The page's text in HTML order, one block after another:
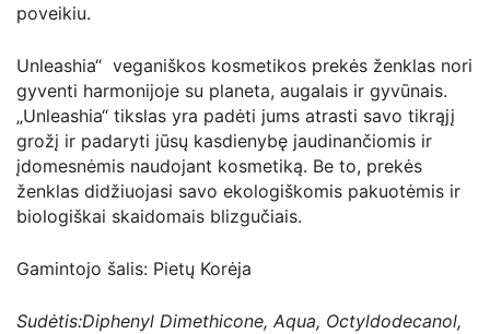
poveikiu.
Unleashia“ veganiškos kosmetikos prekės ženklas nori
gyventi harmonijoje su planeta, augalais ir gyvūnais.
„Unleashia“ tikslas yra padėti jums atrasti savo tikrąjį
grožį ir padaryti jūsų kasdienybę jaudinančiomis ir
įdomesnėmis naudojant kosmetiką. Be to, prekės
ženklas didžiuojasi savo ekologiškomis pakuotėmis ir
biologiškai skaidomais blizgučiais.
Gamintojo šalis: Pietų Korėja
Sudėtis:Diphenyl Dimethicone, Aqua, Octyldodecanol,